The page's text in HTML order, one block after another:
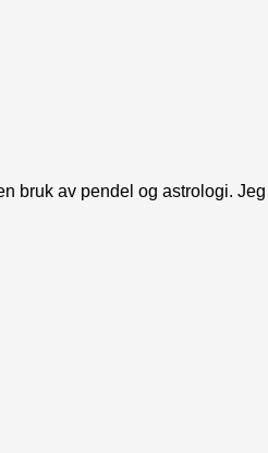
bruk av pendel og astrologi.